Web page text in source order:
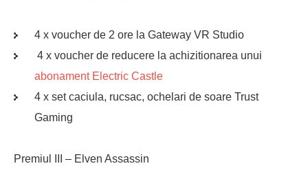
4 x voucher de 2 ore la Gateway VR Studio
4 x voucher de reducere la achizitionarea unui
abonament Electric Castle
4 x set caciula, rucsac, ochelari de soare Trust
Gaming
Premiul III – Elven Assassin